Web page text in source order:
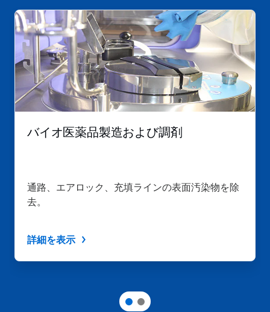
バイオ医薬品製造および調剤
通路、エアロック、充填ラインの表面汚染物を除
去。
詳細を表示